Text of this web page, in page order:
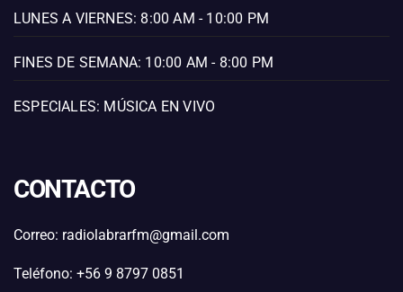
LUNES A VIERNES: 8:00 AM - 10:00 PM
FINES DE SEMANA: 10:00 AM - 8:00 PM
ESPECIALES: MÚSICA EN VIVO
CONTACTO
Correo: radiolabrarfm@gmail.com
Teléfono: +56 9 8797 0851